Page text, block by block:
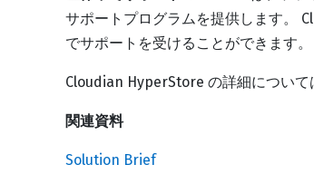
サポートプログラムを提供します。
でサポートを受けることができます。
Cloudian HyperStore の詳細について
関連資料
Solution Brief